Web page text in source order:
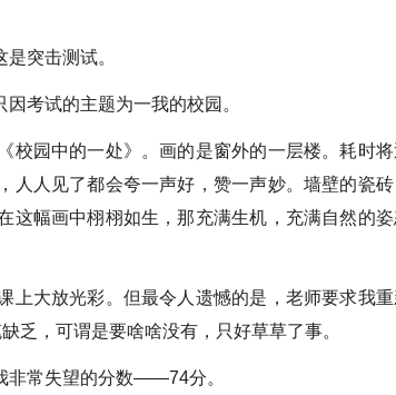
突击测试。
考试的主题为一我的校园。
园中的一处》。画的是窗外的一层楼。耗时
人人见了都会夸一声好，赞一声妙。墙壁的瓷
这幅画中栩栩如生，那充满生机，充满自然的
大放光彩。但最令人遗憾的是，老师要求我
乏，可谓是要啥啥没有，只好草草了事。
常失望的分数——74分。